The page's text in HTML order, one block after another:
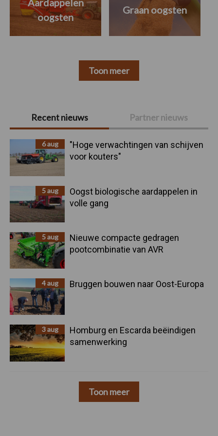
Primaire
Sidebar
Recent nieuws Partner nieuws
6 aug
"Hoge verwachtingen van schijven
voor kouters"
5 aug
Oogst biologische aardappelen in
volle gang
5 aug
Nieuwe compacte gedragen
pootcombinatie van AVR
4 aug Bruggen bouwen naar Oost-Europa
3 aug
Homburg en Escarda beëindigen
samenwerking
Toon meer
Aardappelen
oogsten
Graan oogsten
Toon meer